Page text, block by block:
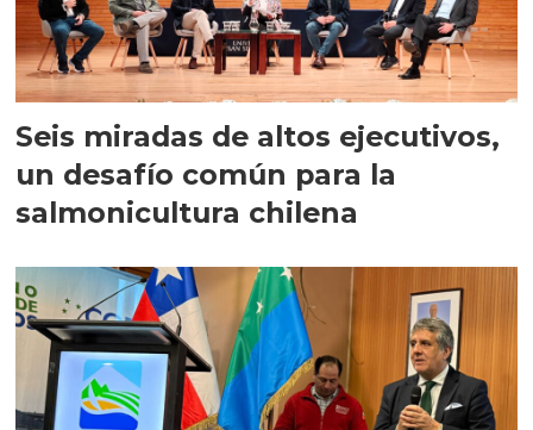
Seis miradas de altos ejecutivos,
un desafío común para la
salmonicultura chilena